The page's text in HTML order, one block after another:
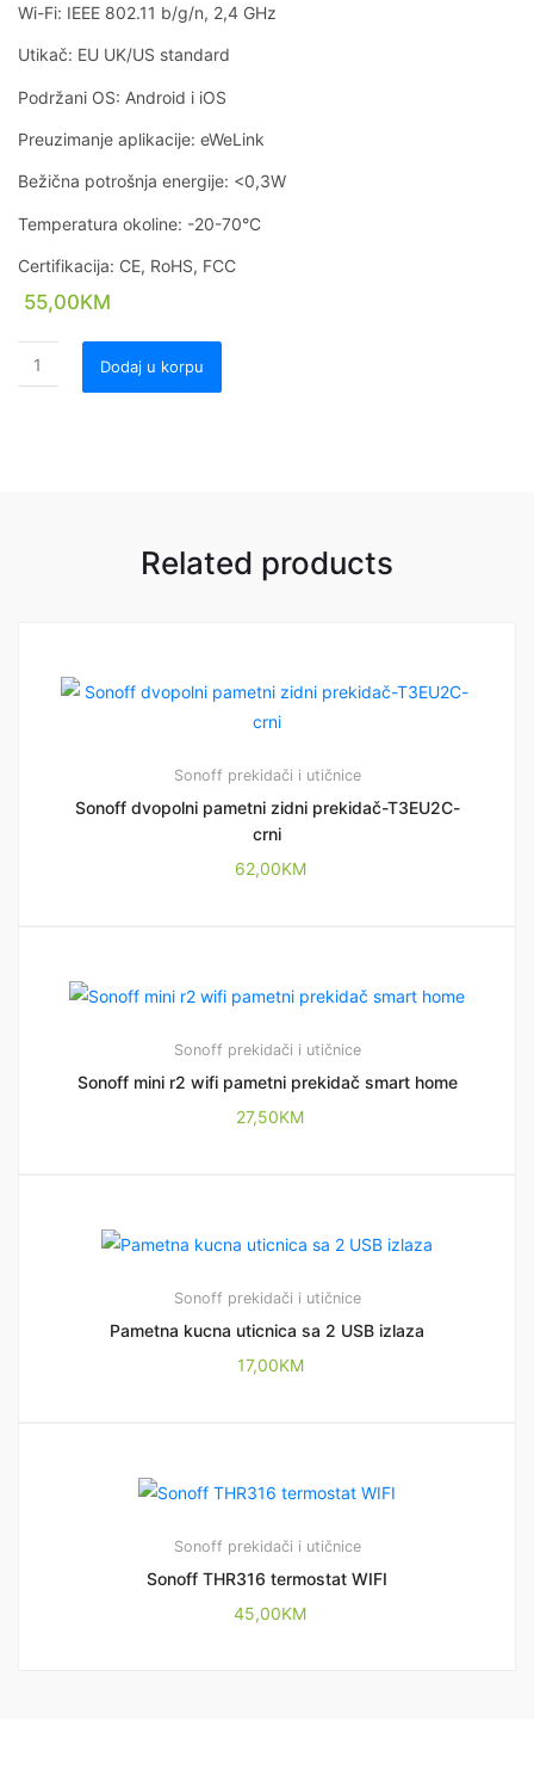
Wi-Fi: IEEE 802.11 b/g/n, 2,4 GHz
Utikač: EU UK/US standard
Podržani OS: Android i iOS
Preuzimanje aplikacije: eWeLink
Bežična potrošnja energije: <0,3W
Temperatura okoline: -20-70°C
Certifikacija: CE, RoHS, FCC
55,00KM
Dodaj u korpu
Related products
Sonoff prekidači i utičnice
Sonoff dvopolni pametni zidni prekidač-T3EU2C-
crni
62,00KM
Sonoff prekidači i utičnice
Sonoff mini r2 wifi pametni prekidač smart home
27,50KM
Sonoff prekidači i utičnice
Pametna kucna uticnica sa 2 USB izlaza
17,00KM
Sonoff prekidači i utičnice
Sonoff THR316 termostat WIFI
45,00KM